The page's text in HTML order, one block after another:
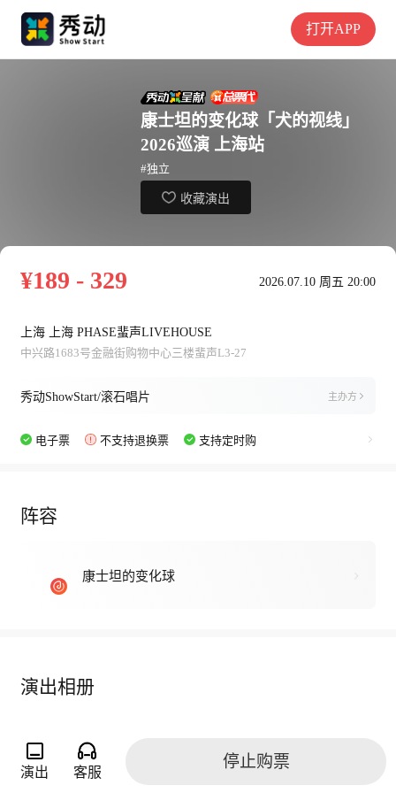
打开APP
康士坦的变化球「犬的视线」
2026巡演 上海站
#独立
收藏演出
¥189 - 329 2026.07.10 周五 20:00
上海 上海 PHASE蜚声LIVEHOUSE
中兴路1683号金融街购物中心三楼蜚声L3-27
秀动ShowStart/滚石唱片 主办方
电子票 不支持退换票 支持定时购
阵容
康士坦的变化球
演出相册
演出 客服
停止购票